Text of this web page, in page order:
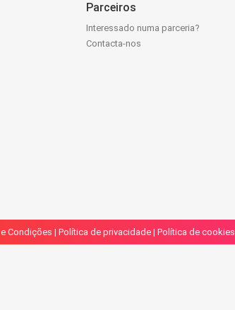
Parceiros
Interessado numa parceria?
Contacta-nos
Condições | Política de privacidade | Política de cookies